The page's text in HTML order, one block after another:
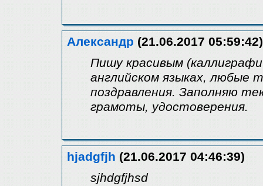
Александр (21.06.2017 05:59:42)
Пишу красивым
английском языках, любые
поздравления. Заполняю
грамоты, удостоверения.
hjadgfjh (21.06.2017 04:46:39)
sjhdgfjhsd